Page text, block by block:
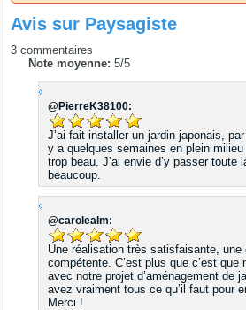
Avis sur Paysagiste
3 commentaires
Note moyenne:5/5
@PierreK38100:
J’ai fait installer un jardin japonais,
y a quelques semaines en plein
trop beau. J’ai envie d’y passer toute
beaucoup.
@carolealm:
Une réalisation très satisfaisante, une
compétente. C’est plus que c’est que
avec notre projet d’aménagement de
avez vraiment tous ce qu’il faut pour
Merci !